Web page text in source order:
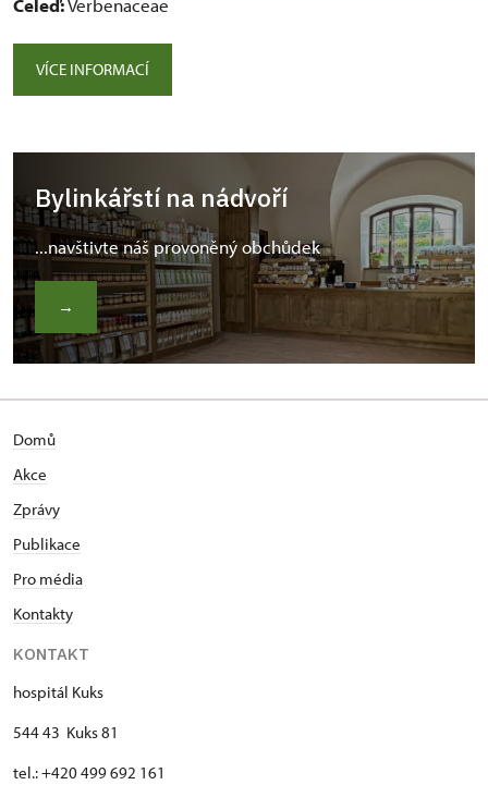
Čeleď:Verbenaceae
VÍCE INFORMACÍ
Bylinkářstí na nádvoří
...navštivte náš provoněný obchůdek
→
Domů
Akce
Zprávy
Publikace
Pro média
Kontakty
KONTAKT
hospitál Kuks
544 43 Kuks 81
tel.: +420 499 692 161